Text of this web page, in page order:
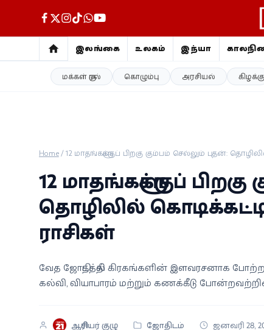
இலங்கை உலகம் இந்தியா
மக்கள் குரல் கொழும்பு அரசியல் கிழக்கு
இலங்கை
விளையாட்டு
சினிமா
வீடியோ
Home/12 மாதங்களுக்குப் பிறகு கும்பம் செல்லும் புதன்:
12 மாதங்களுக்குப்
தொழிலில்
ராசிகள்
வேத ஜோதிடத்தில் கிரகங்களின் இளவரசனாக
கல்வி, வியாபாரம் மற்றும் கணக்கீடு போன்றவற்றின்
ஆசிரியர் குழு ஜோதிடம் ஜனவரி 28,